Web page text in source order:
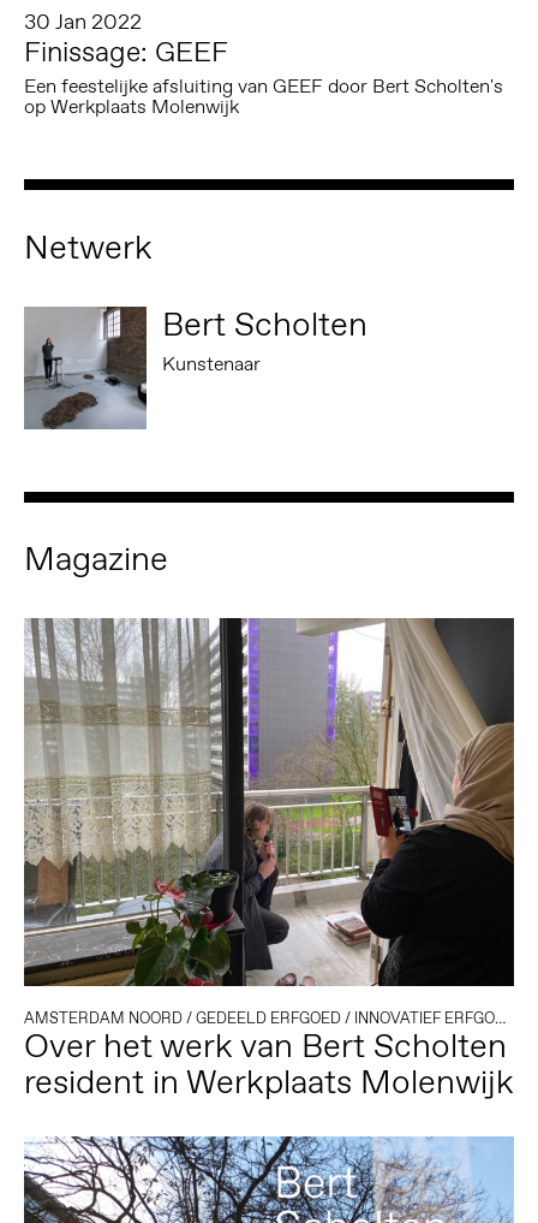
30 Jan 2022
Finissage: GEEF
Een feestelijke afsluiting van GEEF door Bert Scholten's
op Werkplaats Molenwijk
Netwerk
Bert Scholten
Kunstenaar
Magazine
AMSTERDAM NOORD/GEDEELD ERFGOED/ INNOVATIEF ERFGOED
Over het werk van Bert Scholten
resident in Werkplaats Molenwijk